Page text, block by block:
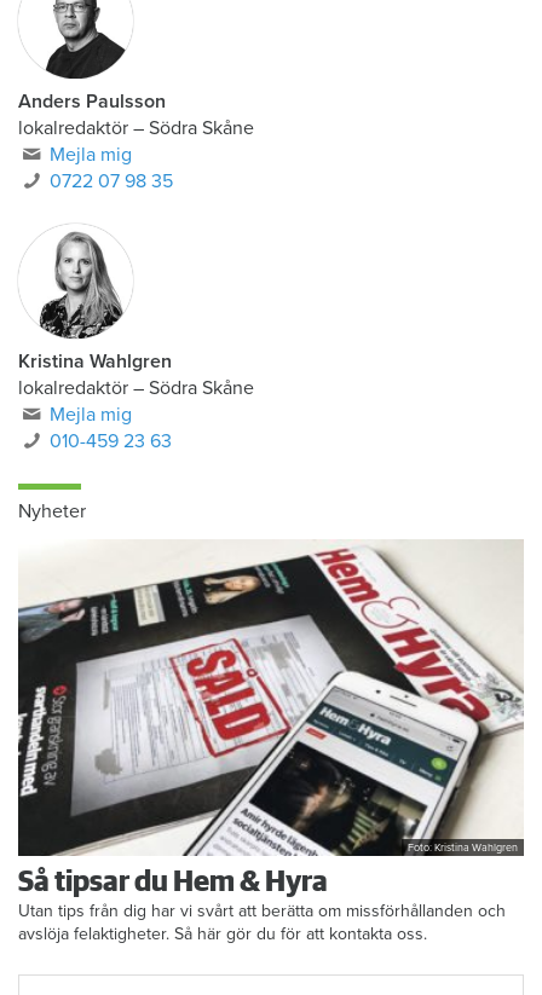
Anders Paulsson
lokalredaktör – Södra Skåne
Mejla mig
0722 07 98 35
Kristina Wahlgren
lokalredaktör – Södra Skåne
Mejla mig
010-459 23 63
Nyheter
Foto: Kristina Wahlgren
Så tipsar du Hem & Hyra
Utan tips från dig har vi svårt att berätta om missförhållanden och
avslöja felaktigheter. Så här gör du för att kontakta oss.